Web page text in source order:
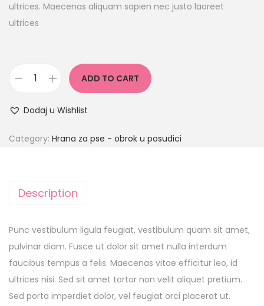
ultrices. Maecenas aliquam sapien nec justo laoreet
ultrices
ADD TO CART
Dodaj u Wishlist
Category: Hrana za pse - obrok u posudici
Description
Punc vestibulum ligula feugiat, vestibulum quam sit amet,
pulvinar diam. Fusce ut dolor sit amet nulla interdum
faucibus tempus a felis. Maecenas vitae efficitur leo, id
ultrices nisi. Sed sit amet tortor non velit aliquet pretium.
Sed porta imperdiet dolor, vel feugiat orci placerat ut.